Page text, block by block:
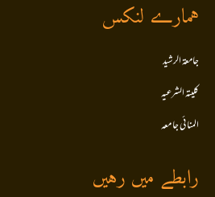
ہمارے لنکس
جامعۃ الرشید
کلیتہ الشرعیہ
المنا ئی جا معہ
رابطے میں رہیں